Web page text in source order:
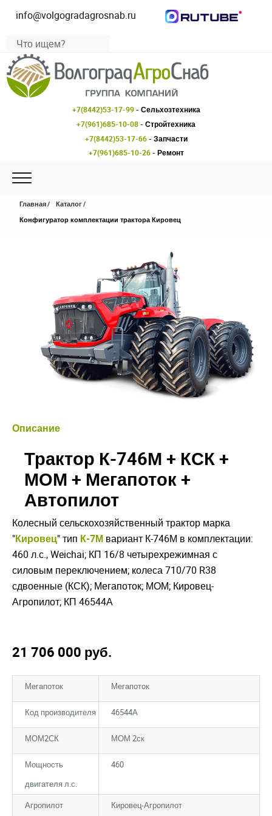
info@volgogradagrosnab.ru
+7(8442)53-17-99- Сельхозтехника
+7(961)685-10-08- Стройтехника
+7(8442)53-17-66- Запчасти
+7(961)685-10-26- Ремонт
Главная
Каталог
Конфигуратор комплектации трактора Кировец
Описание
Трактор К-746М + КСК +
МОМ + Мегапоток +
Автопилот
Колесный сельскохозяйственный трактор марка
"Кировец" тип К-7М вариант К-746М в комплектации:
460 л.с., Weichai; КП 16/8 четырехрежимная с
силовым переключением; колеса 710/70 R38
сдвоенные (КСК); Мегапоток; МОМ; Кировец-
Агропилот; КП 46544А
21 706 000 руб.
Мегапоток Мегапоток
Код производителя 46544А
МОМ2СК МОМ 2ск
Мощность
двигателя л.с.
460
Агропилот Кировец-Агропилот